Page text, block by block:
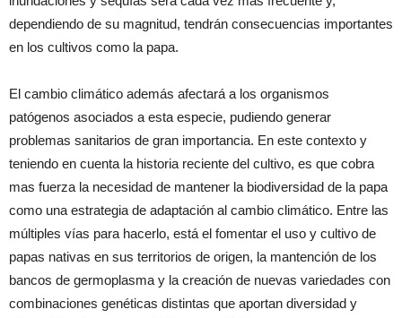
dependiendo de su magnitud, tendrán consecuencias importantes
en los cultivos como la papa.
El cambio climático además afectará a los organismos
patógenos asociados a esta especie, pudiendo generar
problemas sanitarios de gran importancia. En este contexto y
teniendo en cuenta la historia reciente del cultivo, es que cobra
mas fuerza la necesidad de mantener la biodiversidad de la papa
como una estrategia de adaptación al cambio climático. Entre las
múltiples vías para hacerlo, está el fomentar el uso y cultivo de
papas nativas en sus territorios de origen, la mantención de los
bancos de germoplasma y la creación de nuevas variedades con
combinaciones genéticas distintas que aportan diversidad y